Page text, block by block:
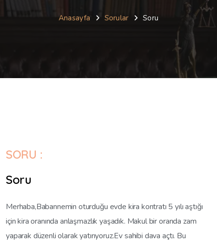
Anasayfa Sorular Soru
SORU :
Soru
Merhaba,Babannemin oturduğu evde kira kontratı 5 yılı aştığı
için kira oranında anlaşmazlık yaşadık. Makul bir oranda zam
yaparak düzenli olarak yatırıyoruz.Ev sahibi dava açtı. Bu